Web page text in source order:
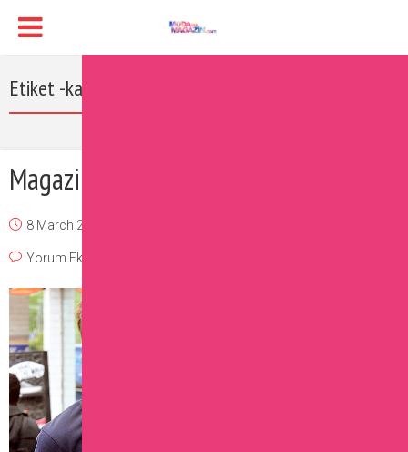
Etiket -kate moss çıplak fotoğraf
Magazin Dünyasında Neler Oluyor?
8 March 2017
Yorum Ekle